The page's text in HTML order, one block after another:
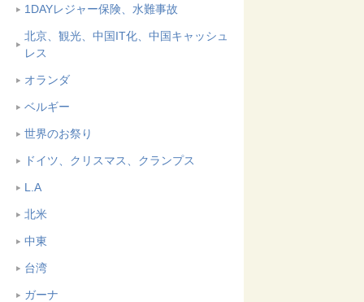
1DAYレジャー保険、水難事故
北京、観光、中国IT化、中国キャッシュ
レス
オランダ
ベルギー
世界のお祭り
ドイツ、クリスマス、クランプス
L.A
北米
中東
台湾
ガーナ